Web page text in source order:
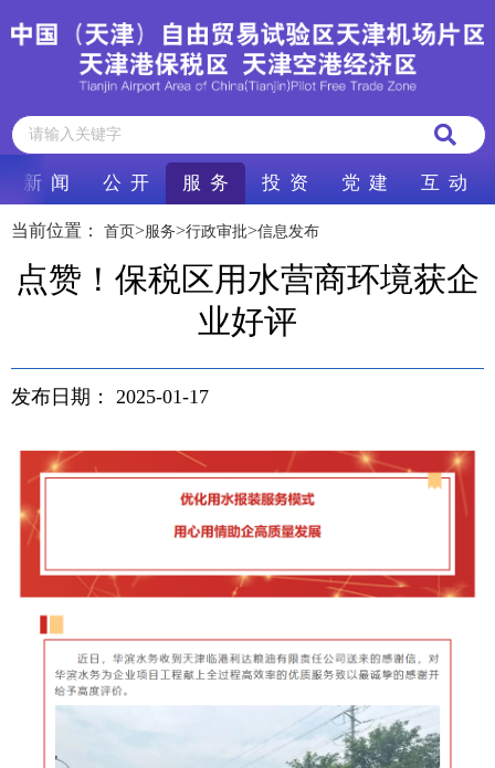
新 闻 公 开 服 务 投 资 党 建 互 动
当前位置： 首页>服务>行政审批>信息发布
点赞！保税区用水营商环境获企
业好评
发布日期： 2025-01-17